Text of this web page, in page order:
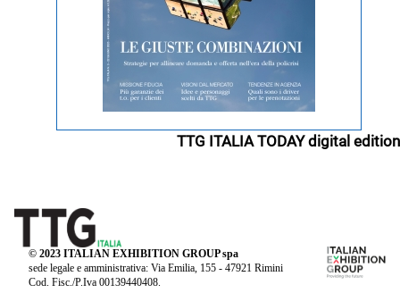
TTG ITALIA TODAY digital edition
© 2023 ITALIAN EXHIBITION GROUP spa
sede legale e amministrativa: Via Emilia, 155 - 47921 Rimini
Cod. Fisc./P.Iva 00139440408.